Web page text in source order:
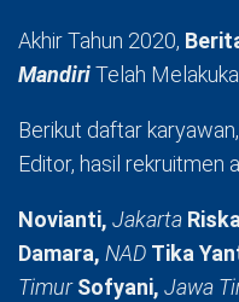
Akhir Tahun 2020,
MandiriTelah
Berikut daftar
Editor, hasil rekruitmen
Novianti, Jakarta
Damara, NAD Tika
TimurSofyani, Jawa